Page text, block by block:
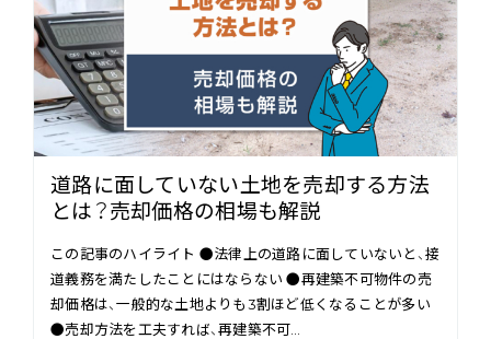
道路に面していない土地を売却する方法
とは？売却価格の相場も解説
この記事のハイライト ●法律上の道路に面していないと、接
道義務を満たしたことにはならない ●再建築不可物件の売
却価格は、一般的な土地よりも3割ほど低くなることが多い
●売却方法を工夫すれば、再建築不可…